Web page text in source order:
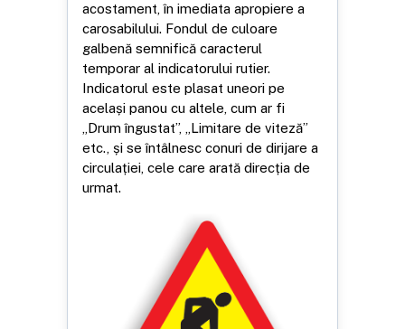
acostament, în imediata apropiere a
carosabilului. Fondul de culoare
galbenă semnifică caracterul
temporar al indicatorului rutier.
Indicatorul este plasat uneori pe
același panou cu altele, cum ar fi
„Drum îngustat”, „Limitare de viteză”
etc., și se întâlnesc conuri de dirijare a
circulației, cele care arată direcția de
urmat.